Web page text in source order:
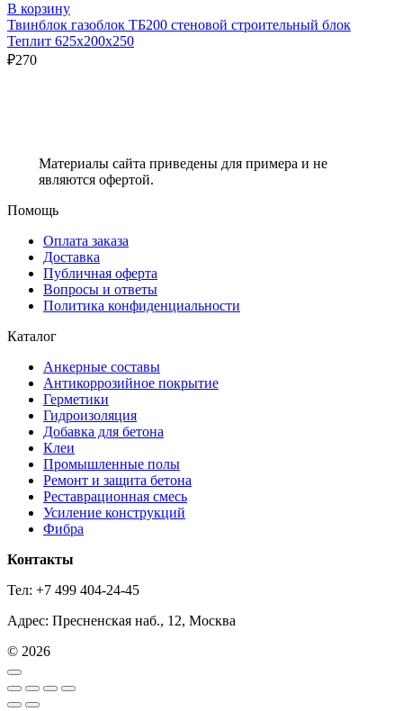
В корзину
Твинблок газоблок ТБ200 стеновой строительный блок
Теплит 625х200х250
₽270
Материалы сайта приведены для примера и не
являются офертой.
Помощь
Оплата заказа
Доставка
Публичная оферта
Вопросы и ответы
Политика конфиденциальности
Каталог
Анкерные составы
Антикоррозийное покрытие
Герметики
Гидроизоляция
Добавка для бетона
Клеи
Промышленные полы
Ремонт и защита бетона
Реставрационная смесь
Усиление конструкций
Фибра
Контакты
Тел: +7 499 404-24-45
Адрес: Пресненская наб., 12, Москва
© 2026